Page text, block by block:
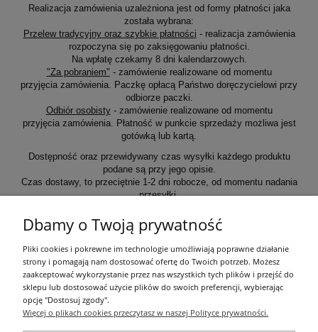
Realizacja zamówienia uzależniona jest od formy płatności jaka
została wybrana:
Przelew tradycyjny oraz szybkie płatności - realizacja zamówienia
rozpoczyna się po zaksięgowaniu płatności.
Na wpłatę czekamy 8 dni kalendarzowych.
"Za pobraniem" - zamówienie realizowane od momentu
przyjęcia zamówienia. Paczkę opłacą Państwo doręczycielowi przy
odbiorze paczki.
Odbiór osobisty- zamówienie realizowane od momentu
przyjęcia zamówienia. Płatność w punkcie sprzedaży możliwa jest
gotówką lub kartą.
Dostępność oraz przewidywany czas wysyłki każdego produktu
podane są przy jego opisie.
Czas dostawy, to przeciętnie 1-2 dni robocze, od momentu nadania
przesyłki.
Informacje ogólne
Zakupy
Moje konto
Dbamy o Twoją prywatność
Pliki cookies i pokrewne im technologie umożliwiają poprawne działanie
strony i pomagają nam dostosować ofertę do Twoich potrzeb. Możesz
zaakceptować wykorzystanie przez nas wszystkich tych plików i przejść do
sklepu lub dostosować użycie plików do swoich preferencji, wybierając
opcję "Dostosuj zgody".
Więcej o plikach cookies przeczytasz w naszej Polityce prywatności.